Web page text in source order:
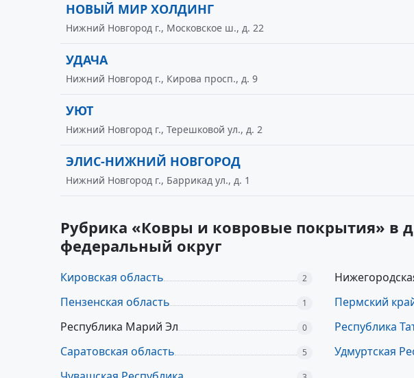
НОВЫЙ МИР ХОЛДИНГ
Нижний Новгород г., Московское ш., д. 22
УДАЧА
Нижний Новгород г., Кирова просп., д. 9
УЮТ
Нижний Новгород г., Терешковой ул., д. 2
ЭЛИС-НИЖНИЙ НОВГОРОД
Нижний Новгород г., Баррикад ул., д. 1
Рубрика «Ковры и ковровые покрытия» в
федеральный округ
Кировская область 2
Пензенская область 1 Пермский
Республика Марий Эл 0 Республика
Саратовская область 5 Удмуртская